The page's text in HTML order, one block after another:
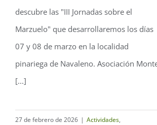
descubre las "III Jornadas sobre el
Marzuelo" que desarrollaremos los días
07 y 08 de marzo en la localidad
pinariega de Navaleno. Asociación
[...]
27 de febrero de 2026 | Actividades,